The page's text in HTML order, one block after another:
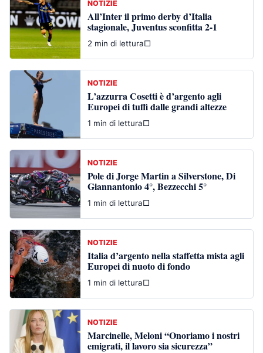
NOTIZIE
All’Inter il primo derby d’Italia
stagionale, Juventus sconfitta 2-1
2 min di lettura□
NOTIZIE
L’azzurra Cosetti è d’argento agli
Europei di tuffi dalle grandi altezze
1 min di lettura□
NOTIZIE
Pole di Jorge Martin a Silverstone, Di
Giannantonio 4°, Bezzecchi 5°
1 min di lettura□
NOTIZIE
Italia d’argento nella staffetta mista agli
Europei di nuoto di fondo
1 min di lettura□
NOTIZIE
Marcinelle, Meloni “Onoriamo i nostri
emigrati, il lavoro sia sicurezza”